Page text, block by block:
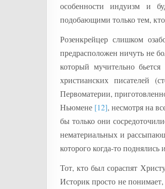
особенности индуизм и
подобающими только тем,
Розенкрейцер слишком
предрасположен ничуть не
который мучительно
христианских писателей
Первоматерии,
Ньюмене [12], несмотря на
бы только они
нематериальных и
которого когда-то
Тот, кто был сораспят
Историк просто не